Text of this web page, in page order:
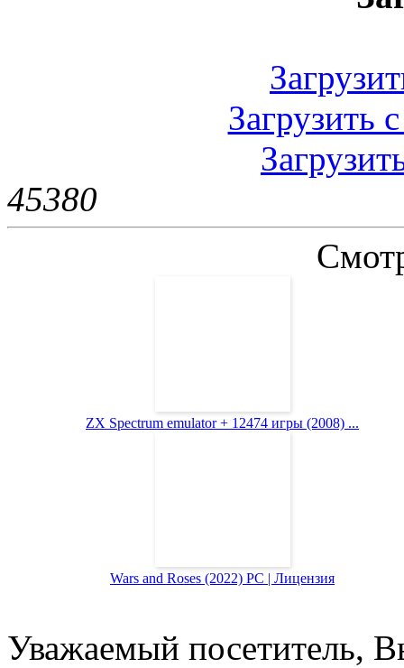
Загрузить
45380
ZX Spectrum emulator + 12474 игры (2008) ...
Wars and Roses (2022) PC | Лицензия
Уважаемый посетитель,